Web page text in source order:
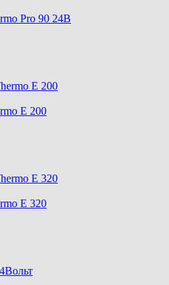
Pro 90 24В
E 200
E 320